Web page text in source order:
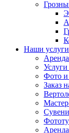
Наши услуги
Услуги
Фото и
Заказ